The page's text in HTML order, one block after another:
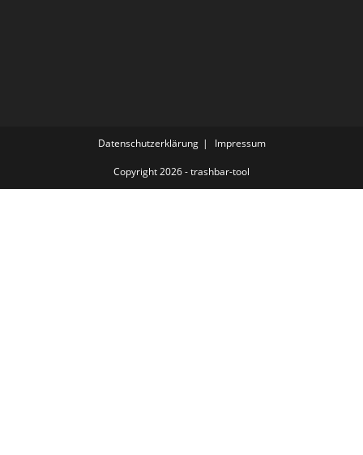
Datenschutzerklärung Impressum
Copyright 2026 - trashbar-tool